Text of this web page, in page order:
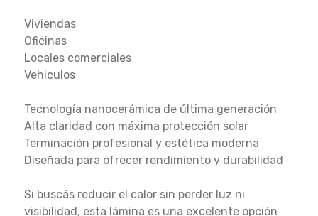
Viviendas
Oficinas
Locales comerciales
Vehiculos
Tecnología nanocerámica de última generación
Alta claridad con máxima protección solar
Terminación profesional y estética moderna
Diseñada para ofrecer rendimiento y durabilidad
Si buscás reducir el calor sin perder luz ni
visibilidad, esta lámina es una excelente opción